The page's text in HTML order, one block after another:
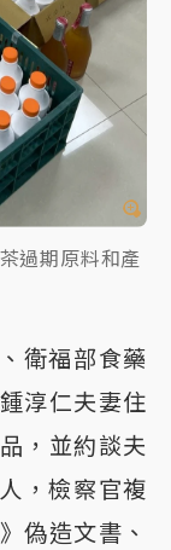
過期原料和產
衛福部食藥
淳仁夫妻住
，並約談夫
，檢察官複
偽造文書、